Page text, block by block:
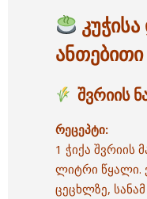
შვრიის
რეცეპტი:
1 ჭიქა შვრიის
ლიტრი წყალი.
ცეცხლზე,